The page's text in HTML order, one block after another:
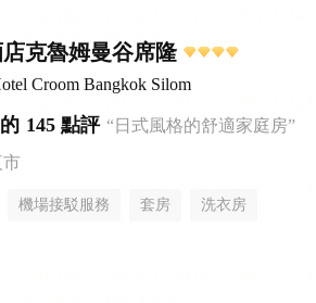
克魯姆曼谷席隆
Croom Bangkok Silom
145 點評 “日式風格的舒適家庭房”
市
機場接駁服務 套房 洗衣房